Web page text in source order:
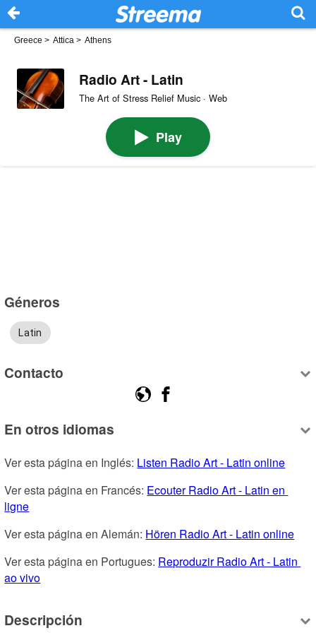
Greece > Attica > Athens
Radio Art - Latin
The Art of Stress Relief Music · Web
Play
Géneros
Latin
Contacto
En otros idiomas
Ver esta página en Inglés: Listen Radio Art - Latin online
Ver esta página en Francés: Ecouter Radio Art - Latin en
ligne
Ver esta página en Alemán: Hören Radio Art - Latin online
Ver esta página en Portugues: Reproduzir Radio Art - Latin
ao vivo
Descripción